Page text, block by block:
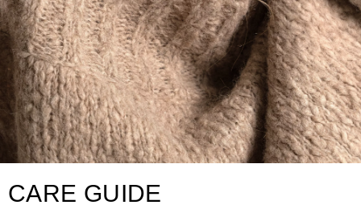
CARE GUIDE